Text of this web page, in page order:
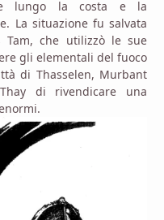
lungo la costa e la
La situazione fu salvata
Tam, che utilizzò le sue
gli elementali del fuoco
di Thasselen, Murbant
di rivendicare una